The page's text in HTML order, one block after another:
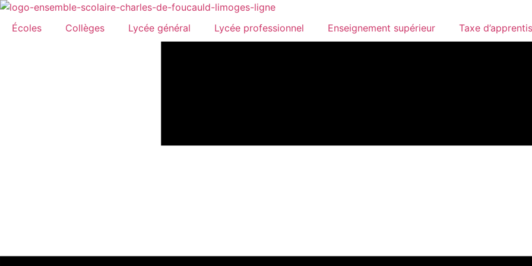
Aller
contenu
Écoles Collèges Lycée général Lycée professionnel Enseignement supérieur Taxe